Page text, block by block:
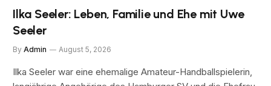
Ilka Seeler: Leben, Familie und Ehe mit Uwe
Seeler
By Admin August 5, 2026
Ilka Seeler war eine ehemalige Amateur-Handballspielerin,